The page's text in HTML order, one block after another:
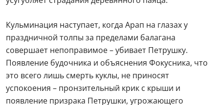
разворачивающаяся во время масленичного
где три куклы вовлекают зрителей в свой
причудливый танец. Одинокий Петрушка,
одержимый чувствами к легкомысленной Балерине,
страдает от ее равнодушия и соперничества с
самовлюбленным Арапом. Жестокий Фокусник лишь
усугубляет страдания деревянного паяца.